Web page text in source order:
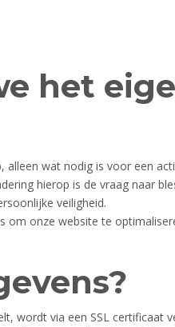
het
wat nodig is voor een
hierop is de vraag naar
veiligheid.
onze website te
wordt via een SSL certificaat